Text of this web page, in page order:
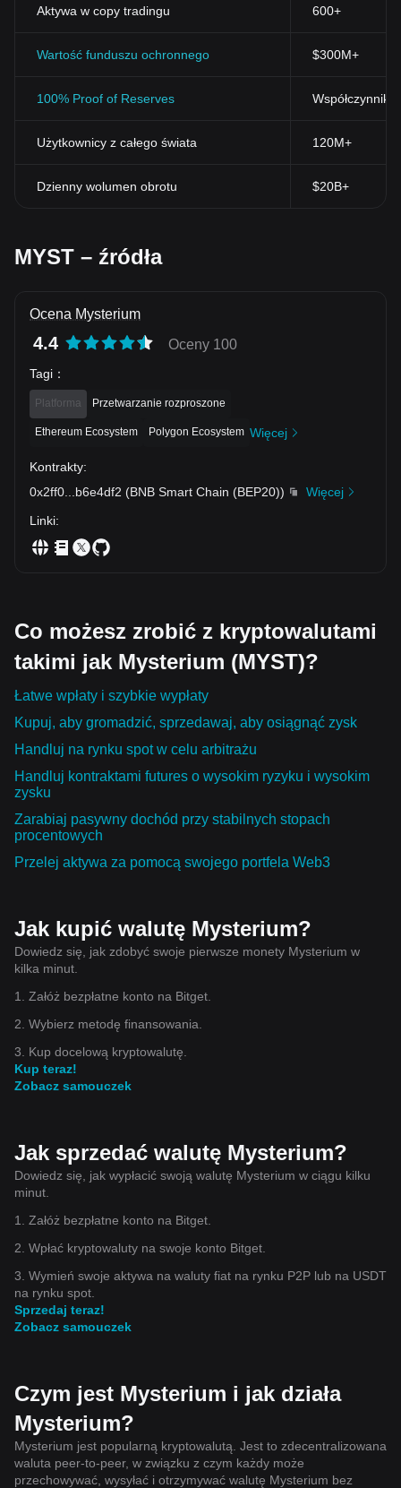
Aktywa w copy tradingu 600+
Wartość funduszu ochronnego $300M+
100% Proof of Reserves Współczynnik
Użytkownicy z całego świata 120M+
Dzienny wolumen obrotu $20B+
MYST – źródła
Ocena Mysterium
4.4 Oceny 100
Tagi ：
Platforma Przetwarzanie rozproszone
Ethereum Ecosystem Polygon Ecosystem Więcej
Kontrakty:
0x2ff0
b6e4df2 (BNB Smart Chain (BEP20))
Więcej
Linki:
Co możesz zrobić z kryptowalutami
takimi jak Mysterium (MYST)?
Łatwe wpłaty i szybkie wypłaty
Kupuj, aby gromadzić, sprzedawaj, aby osiągnąć zysk
Handluj na rynku spot w celu arbitrażu
Handluj kontraktami futures o wysokim ryzyku i wysokim
zysku
Zarabiaj pasywny dochód przy stabilnych stopach
procentowych
Przelej aktywa za pomocą swojego portfela Web3
Jak kupić walutę Mysterium?
Dowiedz się, jak zdobyć swoje pierwsze monety Mysterium w
kilka minut.
1. Załóż bezpłatne konto na Bitget.
2. Wybierz metodę finansowania.
3. Kup docelową kryptowalutę.
Kup teraz!
Zobacz samouczek
Jak sprzedać walutę Mysterium?
Dowiedz się, jak wypłacić swoją walutę Mysterium w ciągu kilku
minut.
1. Załóż bezpłatne konto na Bitget.
2. Wpłać kryptowaluty na swoje konto Bitget.
3. Wymień swoje aktywa na waluty fiat na rynku P2P lub na USDT
na rynku spot.
Sprzedaj teraz!
Zobacz samouczek
Czym jest Mysterium i jak działa
Mysterium?
Mysterium jest popularną kryptowalutą. Jest to zdecentralizowana
waluta peer-to-peer, w związku z czym każdy może
przechowywać, wysyłać i otrzymywać walutę Mysterium bez